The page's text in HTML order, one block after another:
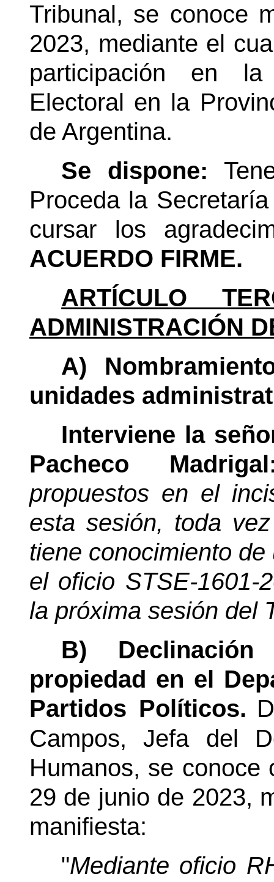
Tribunal, se conoce
2023, mediante el
participación en
Electoral en la
de Argentina.
Se dispone:
Proceda la
cursar los
ACUERDO FIRME.
ARTÍCULO
ADMINISTRACIÓN
A)
unidades
Interviene la
Pacheco
propuestos en el
esta sesión, toda
tiene conocimiento
el oficio STSE-1601-
la próxima sesión del
B)
propiedad en el
Partidos Políticos.
Campos, Jefa del
Humanos, se conoce
29 de junio de 2023,
manifiesta:
"Mediante oficio